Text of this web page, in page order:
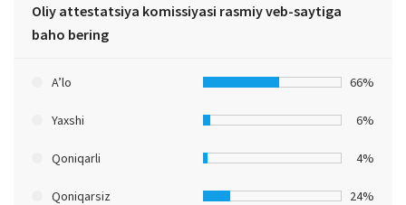
Oliy attestatsiya komissiyasi rasmiy veb-saytiga
baho bering
A’lo 66%
Yaxshi 6%
Qoniqarli 4%
Qoniqarsiz 24%